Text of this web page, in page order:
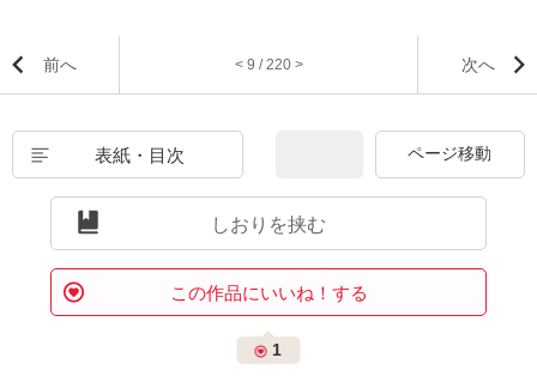
前へ < 9 / 220 > 次へ
表紙・目次
しおりを挟む
この作品にいいね！する
1